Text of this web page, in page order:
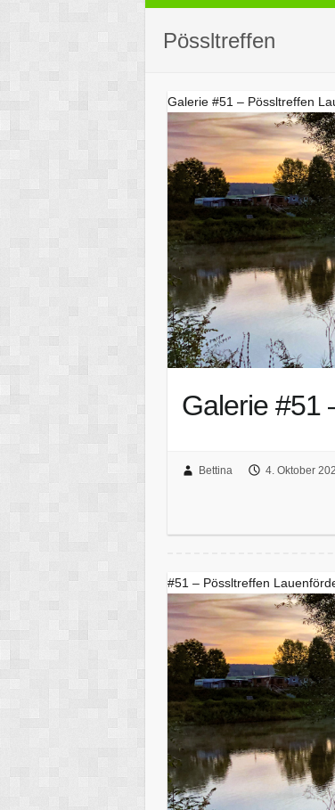
Pössltreffen
Galerie #51 – Pössltreffen
Galerie #51
Bettina 4. Oktober
#51 – Pössltreffen